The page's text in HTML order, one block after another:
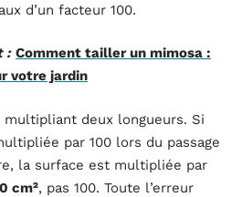
d’un facteur 100.
: Comment tailler un mimosa :
votre jardin
deux longueurs. Si
par 100 lors du passage
la surface est multipliée par
cm², pas 100. Toute l’erreur